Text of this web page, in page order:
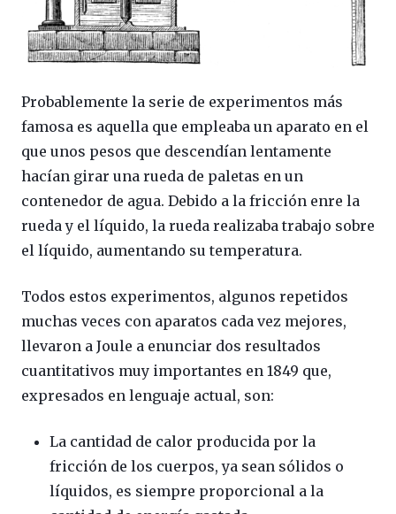
Probablemente la serie de experimentos más
famosa es aquella que empleaba un aparato en el
que unos pesos que descendían lentamente
hacían girar una rueda de paletas en un
contenedor de agua. Debido a la fricción enre la
rueda y el líquido, la rueda realizaba trabajo sobre
el líquido, aumentando su temperatura.
Todos estos experimentos, algunos repetidos
muchas veces con aparatos cada vez mejores,
llevaron a Joule a enunciar dos resultados
cuantitativos muy importantes en 1849 que,
expresados en lenguaje actual, son:
La cantidad de calor producida por la
fricción de los cuerpos, ya sean sólidos o
líquidos, es siempre proporcional a la